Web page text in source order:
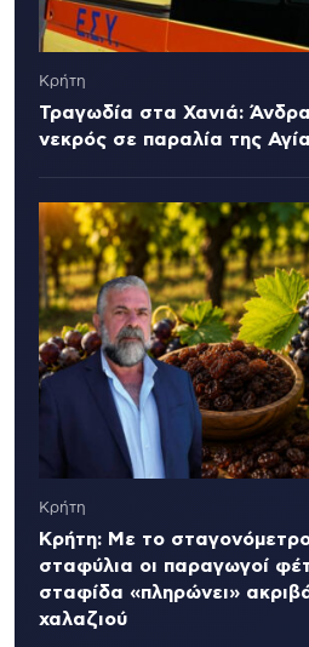
Κρήτη
Τραγωδία στα Χανιά:
νεκρός σε παραλία της
Κρήτη
Κρήτη: Με το
σταφύλια οι παραγωγοί
σταφίδα «πληρώνει»
χαλαζιού